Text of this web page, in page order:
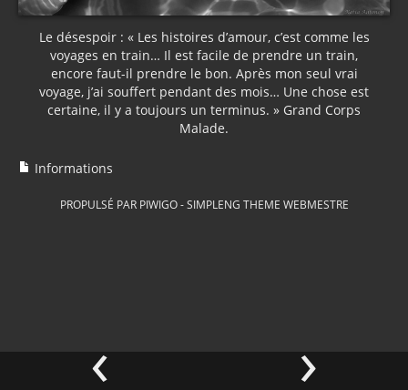
‹ ›
Le désespoir : « Les histoires d’amour, c’est comme les
voyages en train… Il est facile de prendre un train,
encore faut-il prendre le bon. Après mon seul vrai
voyage, j’ai souffert pendant des mois… Une chose est
certaine, il y a toujours un terminus. » Grand Corps
Malade.
Informations
PROPULSÉ PAR PIWIGO-SIMPLENG THEME WEBMESTRE